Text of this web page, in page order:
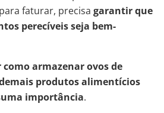
faturar, precisa garantir que
perecíveis seja bem-
como armazenar ovos de
demais produtos alimentícios
importância.